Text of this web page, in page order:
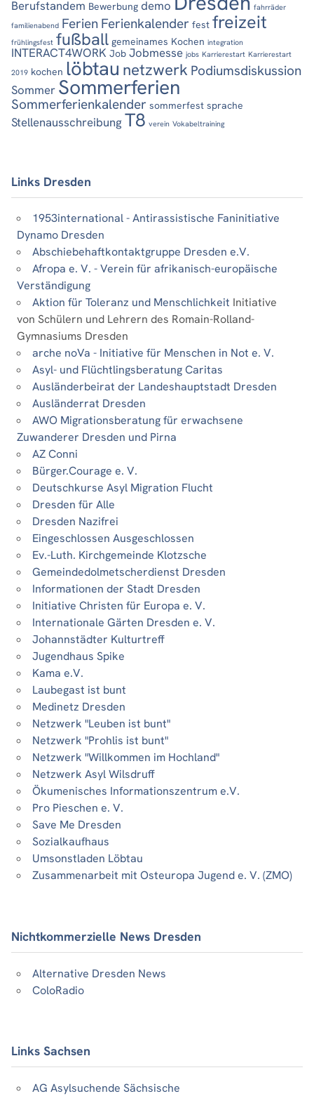
Berufstandem Bewerbung demo
fahrräder
familienabend Ferien Ferienkalender fest freizeit
frühlingsfest fußball gemeinames Kochen integration
INTERACT4WORK Job Jobmesse jobs Karrierestart Karrierestart
2019 kochen löbtau netzwerk Podiumsdiskussion
Sommer Sommerferien
Sommerferienkalender sommerfest sprache
Stellenausschreibung T8 verein Vokabeltraining
Links Dresden
1953international - Antirassistische Faninitiative
Dynamo Dresden
Abschiebehaftkontaktgruppe Dresden e.V.
Afropa e. V. - Verein für afrikanisch-europäische
Verständigung
Aktion für Toleranz und Menschlichkeit Initiative
von Schülern und Lehrern des Romain-Rolland-
Gymnasiums Dresden
arche noVa - Initiative für Menschen in Not e. V.
Asyl- und Flüchtlingsberatung Caritas
Ausländerbeirat der Landeshauptstadt Dresden
Ausländerrat Dresden
AWO Migrationsberatung für erwachsene
Zuwanderer Dresden und Pirna
AZ Conni
Bürger.Courage e. V.
Deutschkurse Asyl Migration Flucht
Dresden für Alle
Dresden Nazifrei
Eingeschlossen Ausgeschlossen
Ev.-Luth. Kirchgemeinde Klotzsche
Gemeindedolmetscherdienst Dresden
Informationen der Stadt Dresden
Initiative Christen für Europa e. V.
Internationale Gärten Dresden e. V.
Johannstädter Kulturtreff
Jugendhaus Spike
Kama e.V.
Laubegast ist bunt
Medinetz Dresden
Netzwerk "Leuben ist bunt"
Netzwerk "Prohlis ist bunt"
Netzwerk "Willkommen im Hochland"
Netzwerk Asyl Wilsdruff
Ökumenisches Informationszentrum e.V.
Pro Pieschen e. V.
Save Me Dresden
Sozialkaufhaus
Umsonstladen Löbtau
Zusammenarbeit mit Osteuropa Jugend e. V. (ZMO)
Nichtkommerzielle News Dresden
Alternative Dresden News
ColoRadio
Links Sachsen
AG Asylsuchende Sächsische